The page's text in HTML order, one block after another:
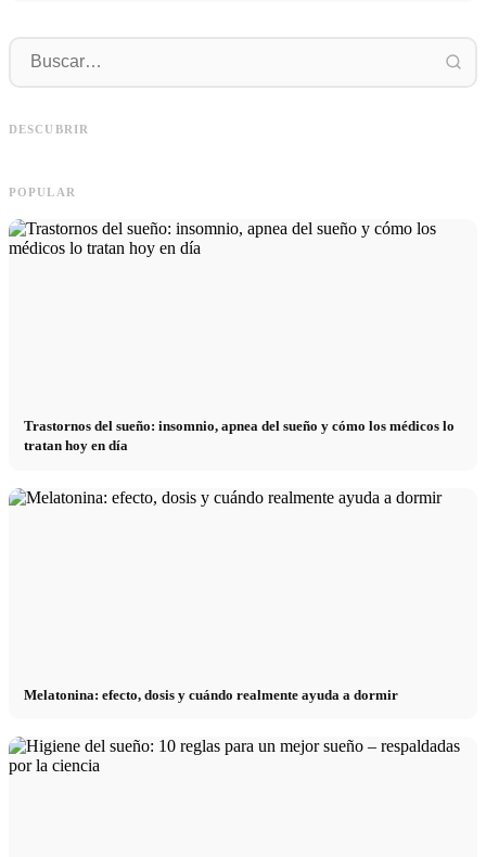
DESCUBRIR
Marketing
POPULAR
Trastornos del sueño: insomnio, apnea del sueño y cómo los médicos lo
tratan hoy en día
Melatonina: efecto, dosis y cuándo realmente ayuda a dormir